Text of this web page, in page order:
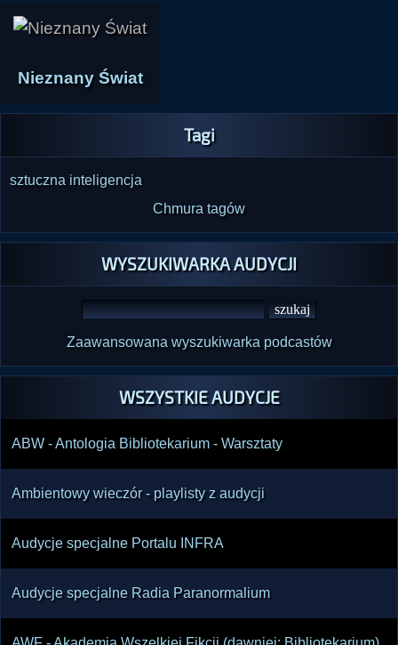
Nieznany Świat
Tagi
sztuczna inteligencja
Chmura tagów
WYSZUKIWARKA AUDYCJI
Zaawansowana wyszukiwarka podcastów
WSZYSTKIE AUDYCJE
ABW - Antologia Bibliotekarium - Warsztaty
Ambientowy wieczór - playlisty z audycji
Audycje specjalne Portalu INFRA
Audycje specjalne Radia Paranormalium